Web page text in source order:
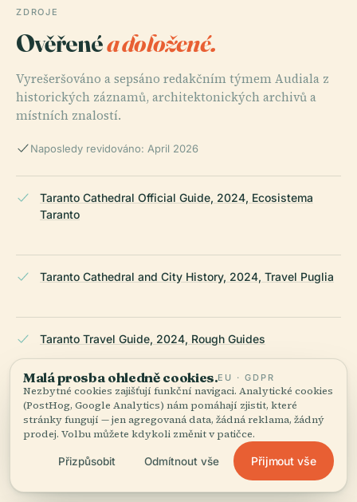
ZDROJE
Ověřenéa doložené.
Vyrešeršováno a sepsáno redakčním týmem Audiala z
historických záznamů, architektonických archivů a
místních znalostí.
Naposledy revidováno: April 2026
Taranto Cathedral Official Guide, 2024, Ecosistema
Taranto
Taranto Cathedral and City History, 2024, Travel Puglia
Taranto Travel Guide, 2024, Rough Guides
Taranto Cathedral Overview, 2024, Wikipedia Italy
Taranto Cathedral Architectural Details, 2024, Italy This
Malá prosba ohledně cookies.EU · GDPR
Nezbytné cookies zajišťují funkční navigaci. Analytické cookies
(PostHog, Google Analytics) nám pomáhají zjistit, které
stránky fungují — jen agregovaná data, žádná reklama, žádný
prodej. Volbu můžete kdykoli změnit v patičce.
Přizpůsobit Odmítnout vše Přijmout vše